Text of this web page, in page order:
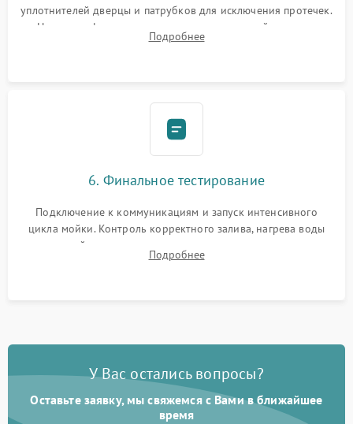
уплотнителей дверцы и патрубков для исключения протечек.
Надежная фиксация хомутов гидравлической системы,
сборка корпуса и установка датчика поплавка.
Подробнее
6. Финальное тестирование
Подключение к коммуникациям и запуск интенсивного
цикла мойки. Контроль корректного залива, нагрева воды
до нужной температуры, отсутствия посторонних шумов,
штатного слива и абсолютной сухости в поддоне.
Подробнее
У Вас остались вопросы?
Оставьте заявку, мы свяжемся с Вами в ближайшее
время